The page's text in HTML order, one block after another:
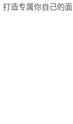
造专属你自己的面